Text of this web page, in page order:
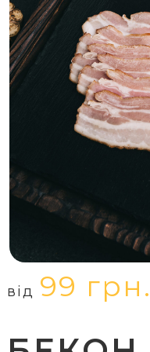
від 99 грн.